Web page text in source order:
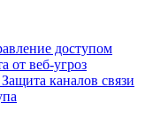
доступом
от веб-угроз
Защита каналов связи